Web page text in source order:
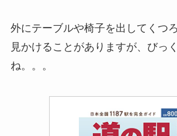
外にテーブルや椅子を出してくつ
見かけることがありますが、びっ
ね。。。